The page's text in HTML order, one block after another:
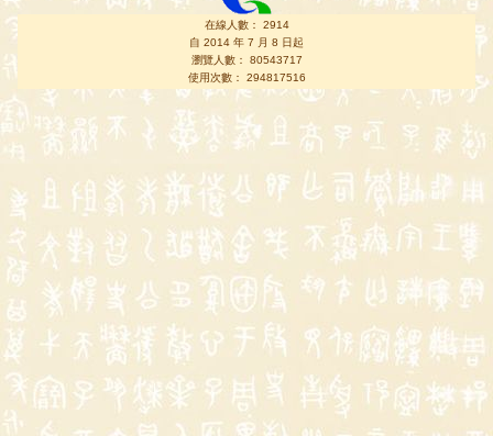
在線人數： 2914
自 2014 年 7 月 8 日起
瀏覽人數： 80543717
使用次數： 294817516